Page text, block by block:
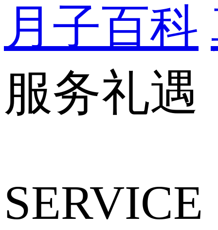
月子百科
服务礼遇
SERVICE